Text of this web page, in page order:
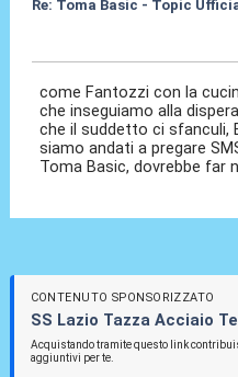
Re: Toma Basic - Topic
come Fantozzi con la
che inseguiamo alla
che il suddetto ci sfanculi,
siamo andati a pregare
Toma Basic, dovrebbe far
CONTENUTO SPONSORIZZATO
SS Lazio Tazza Acciaio
Acquistando tramite questo link
aggiuntivi per te.